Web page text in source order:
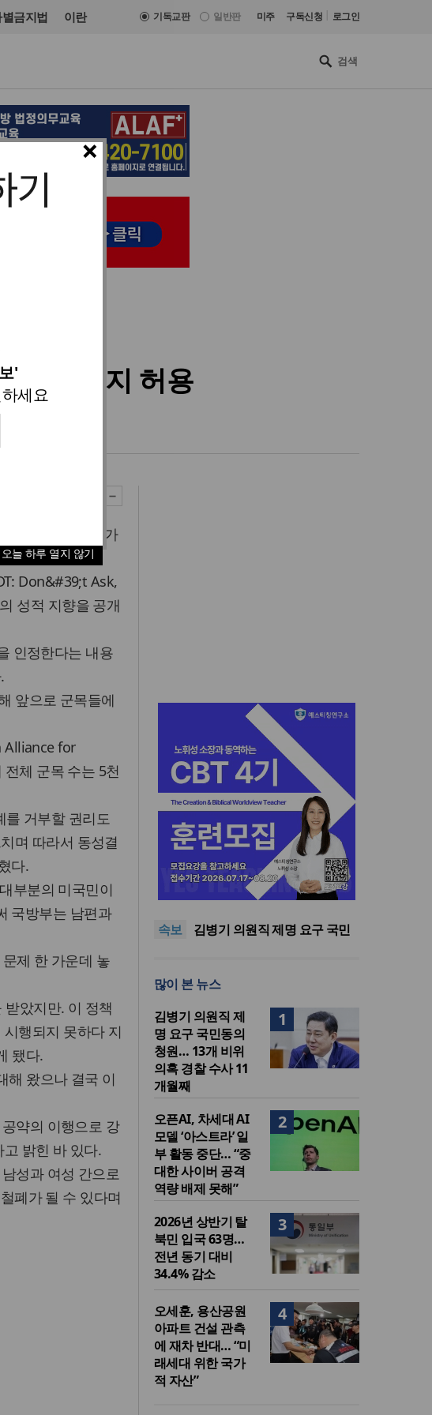
금지법 이란 기독교판 일반판 미주 구독신청 로그인
×
'
세요
오늘 하루 열지 않기
23:00
혼식까지 허용
대 나서
또한 가능해진 가
Don&#39;t Ask,
성적 지향을 공개
인정한다는 내용
앞으로 군목들에
Alliance for
체 군목 수는 5천
를 거부할 권리도
며 따라서 동성결
다.
부분의 미국민이
국방부는 남편과
제 한 가운데 놓
았지만. 이 정책
행되지 못하다 지
됐다.
해 왔으나 결국 이
약의 이행으로 강
밝힌 바 있다.
성과 여성 간으로
폐가 될 수 있다며
속보
기감 이대위, 감신대 도서관에
퀴어서적 ‘별도 부스’ 마련 조치
2026년 상반기 탈북민 입국 63
소
라’ 일부 활동 중단… “중대한 사
김병기 의원직 제명 요구 국민
위한 국가적 자산”
퀴어서적 ‘별도 부스’ 마련 조치
2026년 상반기 탈북민 입국 63
명… 전년 동기 대비 34.4% 감
소
많이 본 뉴스
1
김병기 의원직 제
명 요구 국민동의
청원… 13개 비위
의혹 경찰 수사 11
개월째
2
오픈AI, 차세대 AI
모델 ‘아스트라’ 일
부 활동 중단… “중
대한 사이버 공격
역량 배제 못해”
3
2026년 상반기 탈
북민 입국 63명…
전년 동기 대비
34.4% 감소
4
오세훈, 용산공원
아파트 건설 관측
에 재차 반대… “미
래세대 위한 국가
적 자산”